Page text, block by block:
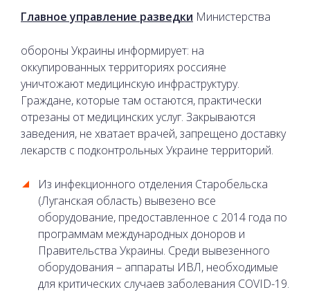
Главное управление разведки Министерства
обороны Украины информирует: на
оккупированных территориях россияне
уничтожают медицинскую инфраструктуру.
Граждане, которые там остаются, практически
отрезаны от медицинских услуг. Закрываются
заведения, не хватает врачей, запрещено доставку
лекарств с подконтрольных Украине территорий.
Из инфекционного отделения Старобельска
(Луганская область) вывезено все
оборудование, предоставленное с 2014 года по
программам международных доноров и
Правительства Украины. Среди вывезенного
оборудования – аппараты ИВЛ, необходимые
для критических случаев заболевания COVID-19.